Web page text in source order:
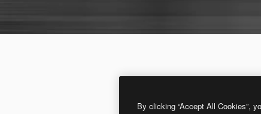
By clicking “Accept All Cookies”,